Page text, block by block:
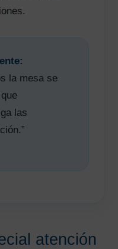
la mesa se
las
atención